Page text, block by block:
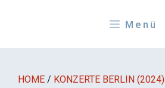
Menü
HOME / KONZERTE BERLIN (2024)